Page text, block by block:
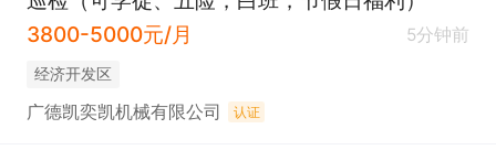
3800-5000元/月
5分钟前
经济开发区
广德凯奕凯机械有限公司 认证